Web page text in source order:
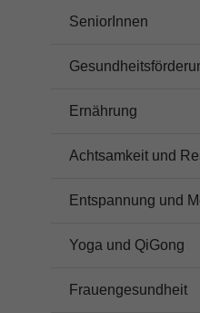
SeniorInnen
Ernährung
Achtsamkeit und
Entspannung und
Yoga und QiGong
Frauengesundheit